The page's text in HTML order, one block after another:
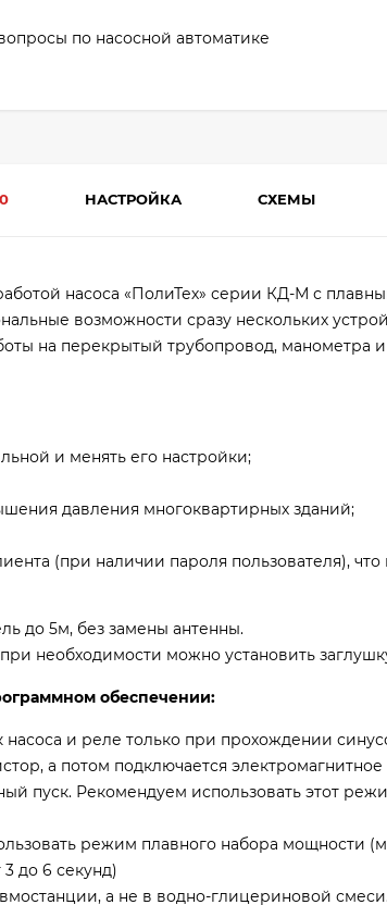
по насосной автоматике
0 НАСТРОЙКА СХЕМЫ
насоса «ПолиТех» серии КД-М с
возможности сразу нескольких
на перекрытый трубопровод, манометра
и менять его настройки;
давления многоквартирных зданий;
(при наличии пароля пользователя),
до 5м, без замены антенны.
необходимости можно установить
обеспечении:
насоса и реле только при прохождении
а потом подключается
пуск. Рекомендуем использовать этот
режим плавного набора мощности
до 6 секунд)
а не в водно-глицериновой